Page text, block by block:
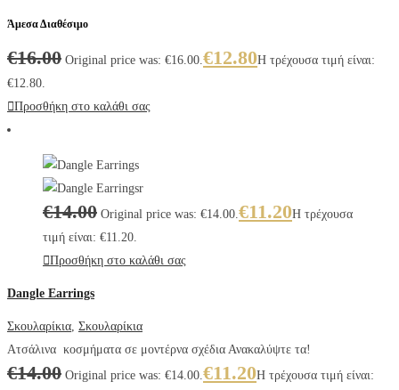
Άμεσα Διαθέσιμο
€16.00 Original price was: €16.00. €12.80Η τρέχουσα τιμή είναι:
€12.80.
Προσθήκη στο καλάθι σας
€14.00 Original price was: €14.00. €11.20Η τρέχουσα
τιμή είναι: €11.20.
Προσθήκη στο καλάθι σας
Dangle Earrings
Σκουλαρίκια Σκουλαρίκια
Ατσάλινα κοσμήματα σε μοντέρνα σχέδια Ανακαλύψτε τα!
€14.00 Original price was: €14.00. €11.20Η τρέχουσα τιμή είναι: